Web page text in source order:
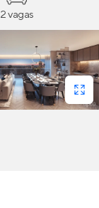
2 vagas